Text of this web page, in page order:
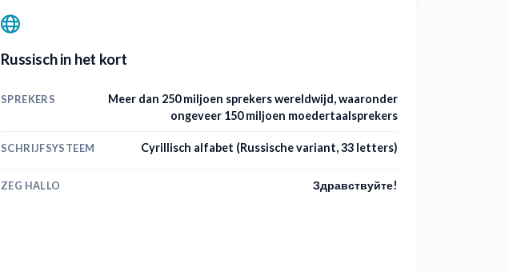
Russisch in het kort
SPREKERS
Meer dan 250 miljoen sprekers wereldwijd, waaronder
ongeveer 150 miljoen moedertaalsprekers
SCHRIJFSYSTEEM Cyrillisch alfabet (Russische variant, 33 letters)
ZEG HALLO Здравствуйте!